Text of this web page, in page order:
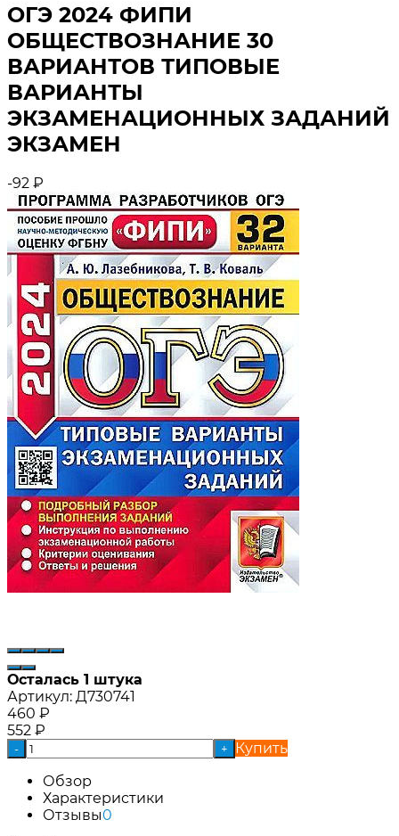
ОГЭ 2024 ФИПИ
ОБЩЕСТВОЗНАНИЕ 30
ВАРИАНТОВ ТИПОВЫЕ
ВАРИАНТЫ
ЭКЗАМЕНАЦИОННЫХ ЗАДАНИЙ
ЭКЗАМЕН
-92 ₽
Осталась 1 штука
Артикул: Д730741
460 ₽
552 ₽
- +
Купить
Обзор
Характеристики
Отзывы0